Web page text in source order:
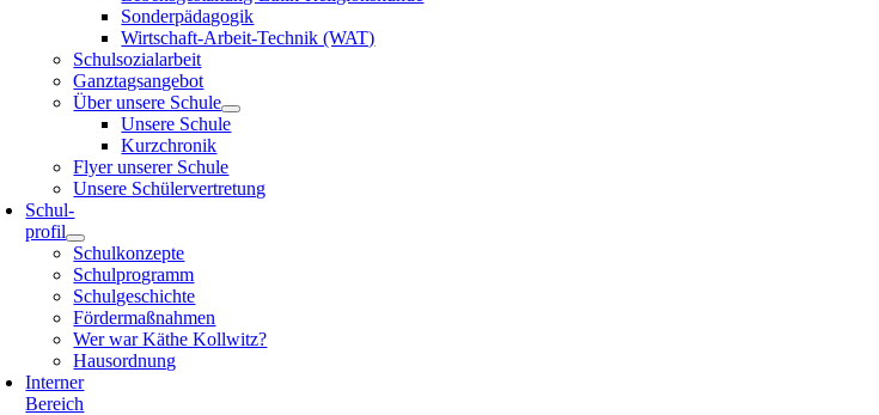
Sonderpädagogik
Wirtschaft-Arbeit-Technik (WAT)
Schulsozialarbeit
Ganztagsangebot
Über unsere Schule
Unsere Schule
Kurzchronik
Flyer unserer Schule
Unsere Schülervertretung
Schul-
profil
Schulkonzepte
Schulprogramm
Schulgeschichte
Fördermaßnahmen
Wer war Käthe Kollwitz?
Hausordnung
Interner
Bereich